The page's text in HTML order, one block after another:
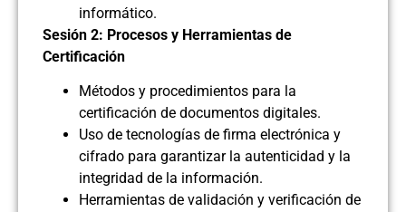
informático.
Sesión 2: Procesos y Herramientas de
Certificación
Métodos y procedimientos para la
certificación de documentos digitales.
Uso de tecnologías de firma electrónica y
cifrado para garantizar la autenticidad y la
integridad de la información.
Herramientas de validación y verificación de